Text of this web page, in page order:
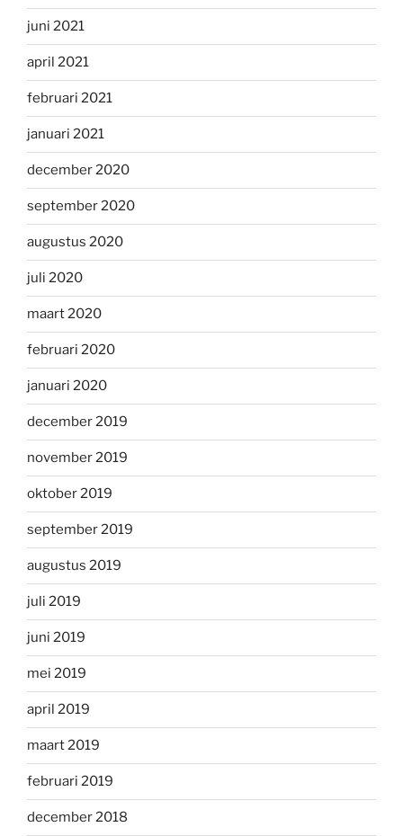
juni 2021
april 2021
februari 2021
januari 2021
december 2020
september 2020
augustus 2020
juli 2020
maart 2020
februari 2020
januari 2020
december 2019
november 2019
oktober 2019
september 2019
augustus 2019
juli 2019
juni 2019
mei 2019
april 2019
maart 2019
februari 2019
december 2018